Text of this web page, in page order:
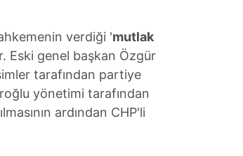
verdiği 'mutlak
Eski genel başkan Özgür
tarafından partiye
yönetimi tarafından
ardından CHP'li